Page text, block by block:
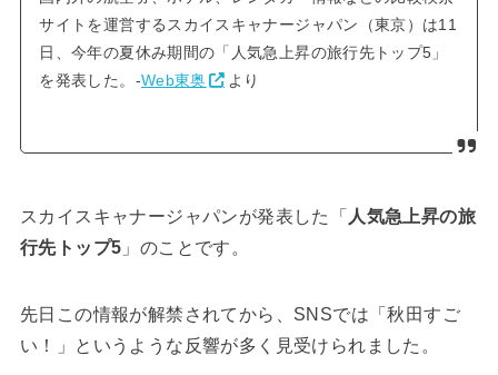
サイトを運営するスカイスキャナージャパン（東京）は11
日、今年の夏休み期間の「人気急上昇の旅行先トップ5」
を発表した。-Web東奥 より
スカイスキャナージャパンが発表した「 人気急上昇の旅
行先トップ5 」のことです。
先日この情報が解禁されてから、SNSでは「秋田すご
い！」というような反響が多く見受けられました。